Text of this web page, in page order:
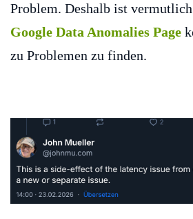
Problem. Deshalb ist
Google Data Anomalies Page
zu Problemen zu finden.